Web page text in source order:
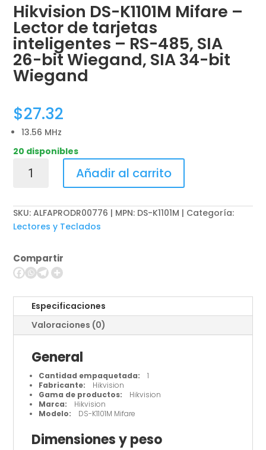
Hikvision DS-K1101M Mifare –
Lector de tarjetas
inteligentes – RS-485, SIA
26-bit Wiegand, SIA 34-bit
Wiegand
$27.32
13.56 MHz
20 disponibles
Mifare
-
Lector
tarjetas
inteligentes
RS-
485,
cantidad
Añadir al carrito
SKU:ALFAPRODR00776 | MPN: DS-K1101M
Categoría:
Lectores y Teclados
Compartir
Especificaciones
Valoraciones (0)
General
Cantidad empaquetada: 1
Fabricante: Hikvision
Gama de productos: Hikvision
Marca: Hikvision
Modelo: DS-K1101M Mifare
Dimensiones y peso